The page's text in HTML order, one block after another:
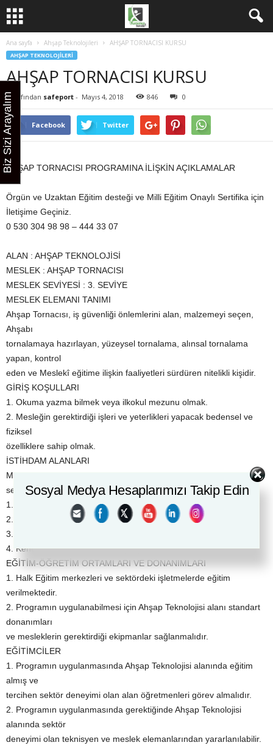
Ana sayfa Ahşap Teknolojileri AHŞAP TORNACISI KURSU
AHŞAP TEKNOLOJILERI
AHŞAP TORNACISI KURSU
Tarafından safeport - Mayıs 4, 2018 846 0
Facebook Twitter
AHŞAP TORNACISI PROGRAMINA İLİŞKİN AÇIKLAMALAR
Örgün ve Uzaktan Eğitim desteği ve Milli Eğitim Onaylı Sertifika için
İletişime Geçiniz.
0 530 304 98 98 – 444 33 07
ALAN : AHŞAP TEKNOLOJİSİ
MESLEK : AHŞAP TORNACISI
MESLEK SEVİYESİ : 3. SEVİYE
MESLEK ELEMANI TANIMI
Ahşap Tornacısı, iş güvenliği önlemlerini alan, malzemeyi seçen,
Ahşabı
tornalamaya hazırlayan, yüzeysel tornalama, alınsal tornalama
yapan, kontrol
eden ve Meslekî eğitime ilişkin faaliyetleri sürdüren nitelikli kişidir.
GİRİŞ KOŞULLARI
1. Okuma yazma bilmek veya ilkokul mezunu olmak.
2. Mesleğin gerektirdiği işleri ve yeterlikleri yapacak bedensel ve
fiziksel
özelliklere sahip olmak.
İSTİHDAM ALANLARI
Mesleğin gerektirdiği yeterlikleri kazanan bireyler Ahşap Teknolojisi
sektöründe;
1. Atölyeler,
2. Tersaneler,
3. Fabrikalar,
4. Kendi iş yerleri vb. yerlerde çalışabilirler.
EĞİTİM-ÖĞRETİM ORTAMLARI VE DONANIMLARI
1. Halk Eğitim merkezleri ve sektördeki işletmelerde eğitim
verilmektedir.
2. Programın uygulanabilmesi için Ahşap Teknolojisi alanı standart
donanımları
ve mesleklerin gerektirdiği ekipmanlar sağlanmalıdır.
EĞİTİMCİLER
1. Programın uygulanmasında Ahşap Teknolojisi alanında eğitim
almış ve
tercihen sektör deneyimi olan alan öğretmenleri görev almalıdır.
2. Programın uygulanmasında gerektiğinde Ahşap Teknolojisi
alanında sektör
deneyimi olan teknisyen ve meslek elemanlarından yararlanılabilir.
Sosyal Medya Hesaplarımızı Takip Edin
Biz Sizi Arayalım